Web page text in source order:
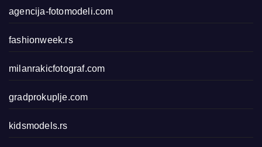
agencija-fotomodeli.com
fashionweek.rs
milanrakicfotograf.com
gradprokuplje.com
kidsmodels.rs